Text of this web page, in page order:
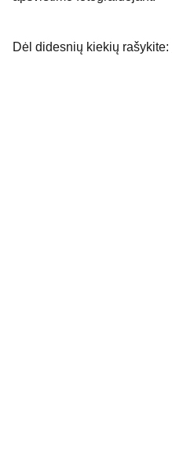
Dėl didesnių kiekių rašykite: